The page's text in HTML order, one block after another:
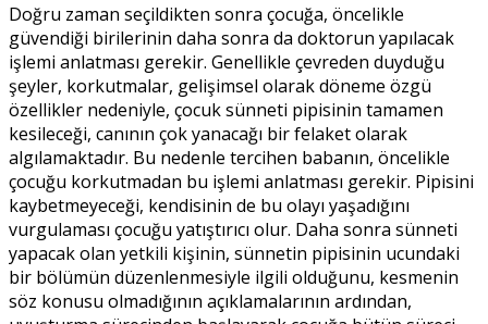
Doğru zaman seçildikten sonra çocuğa, öncelikle
güvendiği birilerinin daha sonra da doktorun yapılacak
işlemi anlatması gerekir. Genellikle çevreden duyduğu
şeyler, korkutmalar, gelişimsel olarak döneme özgü
özellikler nedeniyle, çocuk sünneti pipisinin tamamen
kesileceği, canının çok yanacağı bir felaket olarak
algılamaktadır. Bu nedenle tercihen babanın, öncelikle
çocuğu korkutmadan bu işlemi anlatması gerekir. Pipisini
kaybetmeyeceği, kendisinin de bu olayı yaşadığını
vurgulaması çocuğu yatıştırıcı olur. Daha sonra sünneti
yapacak olan yetkili kişinin, sünnetin pipisinin ucundaki
bir bölümün düzenlenmesiyle ilgili olduğunu, kesmenin
söz konusu olmadığının açıklamalarının ardından,